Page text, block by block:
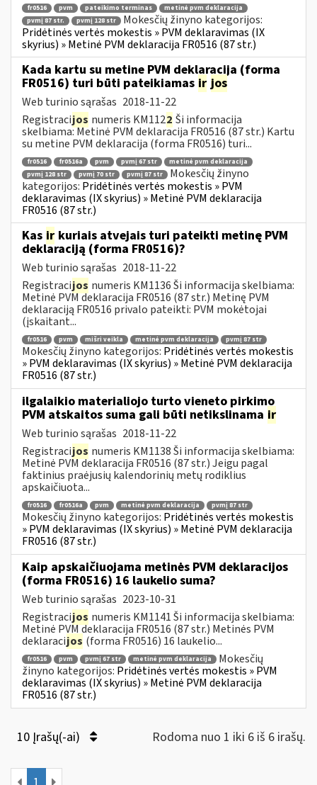
fr0516 pvm pateikimo terminas
metinė pvm deklaracija
pvmį 87 str.
pvmį 128 str
Mokesčių žinyno kategorijos:
Pridėtinės vertės mokestis » PVM deklaravimas (IX
skyrius) » Metinė PVM deklaracija FR0516 (87 str.)
Kada kartu su metine PVM deklaracija (forma
FR0516) turi būti pateikiamas ir jos
Web turinio sąrašas 2018-11-22
Registracijos numeris KM1122 Ši informacija
skelbiama: Metinė PVM deklaracija FR0516 (87 str.) Kartu
su metine PVM deklaracija (forma FR0516) turi...
fr0516 fr0516a pvm pvmį 67 str
metinė pvm deklaracija
pvmį 128 str
pvmį 70 str pvmį 87 str
Mokesčių žinyno
kategorijos: Pridėtinės vertės mokestis » PVM
deklaravimas (IX skyrius) » Metinė PVM deklaracija
FR0516 (87 str.)
Kas ir kuriais atvejais turi pateikti metinę PVM
deklaraciją (forma FR0516)?
Web turinio sąrašas 2018-11-22
Registracijos numeris KM1136 Ši informacija skelbiama:
Metinė PVM deklaracija FR0516 (87 str.) Metinę PVM
deklaraciją FR0516 privalo pateikti: PVM mokėtojai
(įskaitant...
fr0516 pvm mišri veikla metinė pvm deklaracija pvmį 87 str
Mokesčių žinyno kategorijos: Pridėtinės vertės mokestis
» PVM deklaravimas (IX skyrius) » Metinė PVM deklaracija
FR0516 (87 str.)
ilgalaikio materialiojo turto vieneto pirkimo
PVM atskaitos suma gali būti netikslinama ir
Web turinio sąrašas 2018-11-22
Registracijos numeris KM1138 Ši informacija skelbiama:
Metinė PVM deklaracija FR0516 (87 str.) Jeigu pagal
faktinius praėjusių kalendorinių metų rodiklius
apskaičiuota...
fr0516 fr0516a pvm metinė pvm deklaracija pvmį 87 str
Mokesčių žinyno kategorijos: Pridėtinės vertės mokestis
» PVM deklaravimas (IX skyrius) » Metinė PVM deklaracija
FR0516 (87 str.)
Kaip apskaičiuojama metinės PVM deklaracijos
(forma FR0516) 16 laukelio suma?
Web turinio sąrašas 2023-10-31
Registracijos numeris KM1141 Ši informacija skelbiama:
Metinė PVM deklaracija FR0516 (87 str.) Metinės PVM
deklaracijos (forma FR0516) 16 laukelio...
fr0516 pvm pvmį 67 str metinė pvm deklaracija
Mokesčių
žinyno kategorijos: Pridėtinės vertės mokestis » PVM
deklaravimas (IX skyrius) » Metinė PVM deklaracija
FR0516 (87 str.)
10 Įrašų(-ai) Rodoma nuo 1 iki 6 iš 6 irašų.